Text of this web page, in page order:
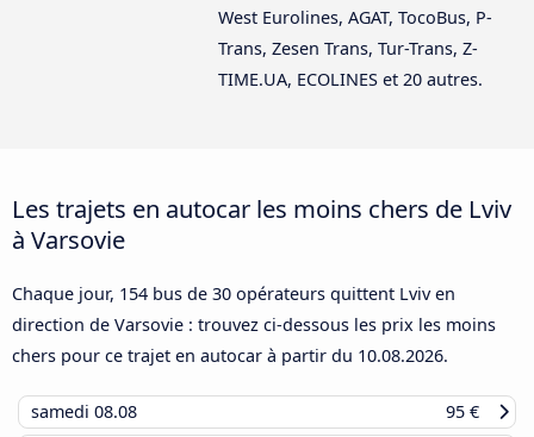
West Eurolines, AGAT, TocoBus, P-
Trans, Zesen Trans, Tur-Trans, Z-
TIME.UA, ECOLINES et 20 autres.
Les trajets en autocar les moins chers de Lviv
à Varsovie
Chaque jour, 154 bus de 30 opérateurs quittent Lviv en
direction de Varsovie : trouvez ci-dessous les prix les moins
chers pour ce trajet en autocar à partir du 10.08.2026.
samedi 08.08
95 €